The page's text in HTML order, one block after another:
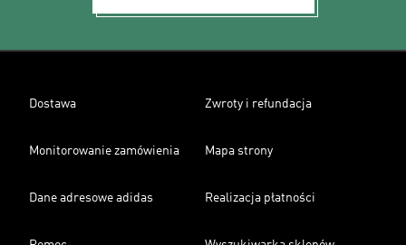
Dostawa Zwroty i refundacja
Monitorowanie zamówienia Mapa strony
Dane adresowe adidas Realizacja płatności